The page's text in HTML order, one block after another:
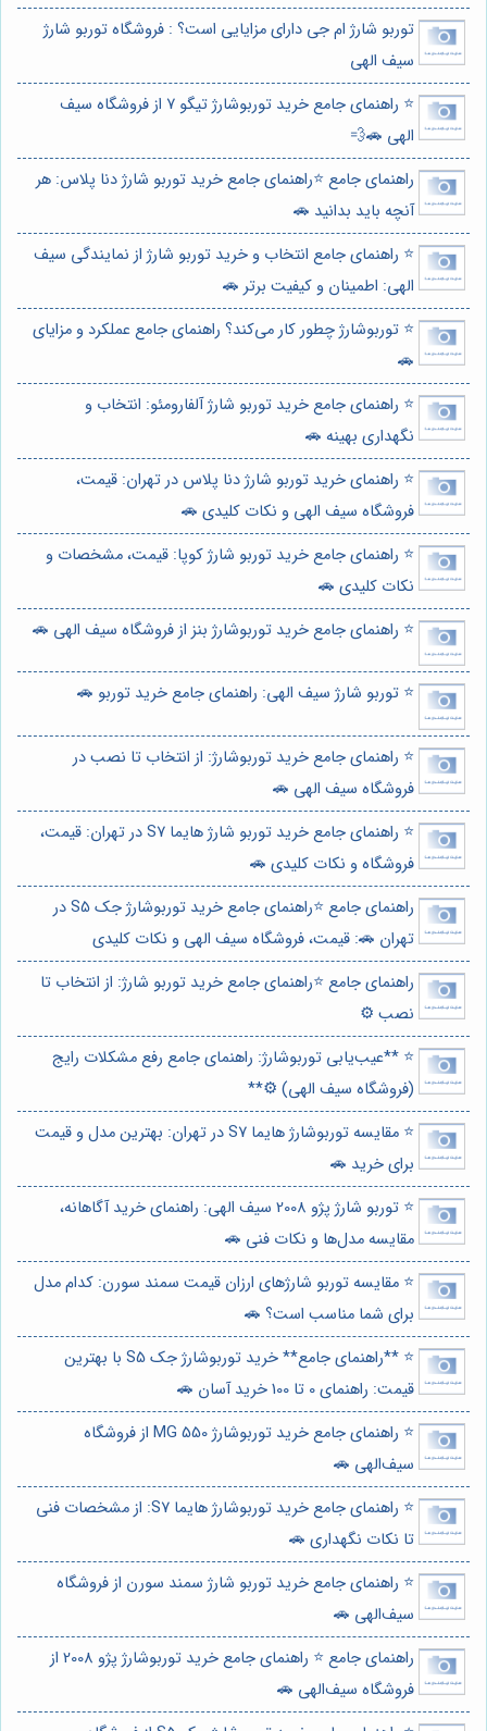
توربو شارژ ام جی دارای مزایایی است؟ : فروشگاه توربو شارژ
سیف الهی
⭐️ راهنمای جامع خرید توربوشارژ تیگو 7 از فروشگاه سیف
الهی 🚗💨
راهنمای جامع ⭐️راهنمای جامع خرید توربو شارژ دنا پلاس: هر
آنچه باید بدانید 🚗
⭐️ راهنمای جامع انتخاب و خرید توربو شارژ از نمایندگی سیف
الهی: اطمینان و کیفیت برتر 🚗
⭐️ توربوشارژ چطور کار می‌کند؟ راهنمای جامع عملکرد و مزایای
🚗
⭐️ راهنمای جامع خرید توربو شارژ آلفارومئو: انتخاب و
نگهداری بهینه 🚗
⭐️ راهنمای خرید توربو شارژ دنا پلاس در تهران: قیمت،
فروشگاه سیف الهی و نکات کلیدی 🚗
⭐️ راهنمای جامع خرید توربو شارژ کوپا: قیمت، مشخصات و
نکات کلیدی 🚗
⭐️ راهنمای جامع خرید توربوشارژ بنز از فروشگاه سیف الهی 🚗
⭐️ توربو شارژ سیف الهی: راهنمای جامع خرید توربو 🚗
⭐️ راهنمای جامع خرید توربوشارژ: از انتخاب تا نصب در
فروشگاه سیف الهی 🚗
⭐️ راهنمای جامع خرید توربو شارژ هایما S7 در تهران: قیمت،
فروشگاه و نکات کلیدی 🚗
راهنمای جامع ⭐️راهنمای جامع خرید توربوشارژ جک S5 در
تهران 🚗: قیمت، فروشگاه سیف الهی و نکات کلیدی
راهنمای جامع ⭐️راهنمای جامع خرید توربو شارژ: از انتخاب تا
نصب ⚙️
⭐️ **عیب‌یابی توربوشارژ: راهنمای جامع رفع مشکلات رایج
(فروشگاه سیف الهی) ⚙️**
⭐️ مقایسه توربوشارژ هایما S7 در تهران: بهترین مدل و قیمت
برای خرید 🚗
⭐️ توربو شارژ پژو 2008 سیف الهی: راهنمای خرید آگاهانه،
مقایسه مدل‌ها و نکات فنی 🚗
⭐️ مقایسه توربو شارژهای ارزان قیمت سمند سورن: کدام مدل
برای شما مناسب است؟ 🚗
⭐️ **راهنمای جامع** خرید توربوشارژ جک S5 با بهترین
قیمت: راهنمای 0 تا 100 خرید آسان 🚗
⭐️ راهنمای جامع خرید توربوشارژ MG 550 از فروشگاه
سیف‌الهی 🚗
⭐️ راهنمای جامع خرید توربوشارژ هایما S7: از مشخصات فنی
تا نکات نگهداری 🚗
⭐️ راهنمای جامع خرید توربو شارژ سمند سورن از فروشگاه
سیف‌الهی 🚗
راهنمای جامع ⭐️ راهنمای جامع خرید توربوشارژ پژو 2008 از
فروشگاه سیف‌الهی 🚗